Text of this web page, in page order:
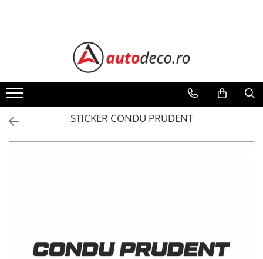
ALFA ROMEO
BMW
CHEVROLET
STICKER CONDU PRUDENT